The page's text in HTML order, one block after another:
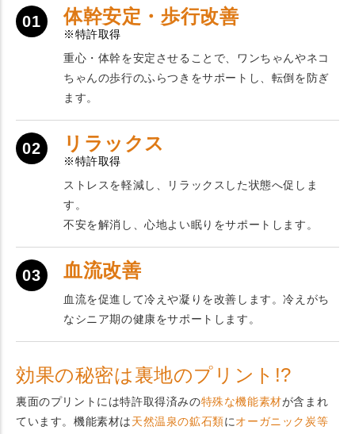
01 体幹安定・歩行改善
※特許取得
重心・体幹を安定させることで、ワンちゃんやネコ
ちゃんの歩行のふらつきをサポートし、転倒を防ぎ
ます。
02 リラックス
※特許取得
ストレスを軽減し、リラックスした状態へ促しま
す。
不安を解消し、心地よい眠りをサポートします。
03 血流改善
血流を促進して冷えや凝りを改善します。冷えがち
なシニア期の健康をサポートします。
効果の秘密は裏地のプリント!?
裏面のプリントには特許取得済みの特殊な機能素材が含まれ
ています。機能素材は天然温泉の鉱石類にオーガニック炭等